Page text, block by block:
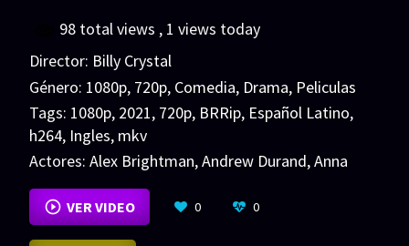
98 total views , 1 views today
Director: Billy Crystal
Género: 1080p, 720p, Comedia, Drama, Peliculas
Tags: 1080p, 2021, 720p, BRRip, Español Latino,
h264, Ingles, mkv
Actores: Alex Brightman,Andrew Durand,Anna
Deavere Smith
VER VIDEO 0 0